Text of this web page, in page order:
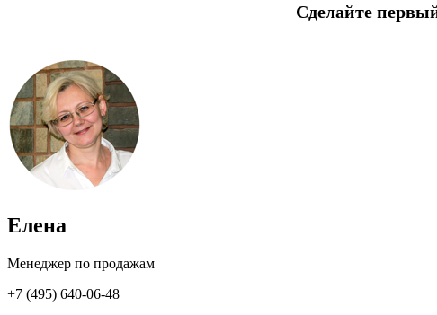
Сделайте
Елена
Менеджер по продажам
+7 (495) 640-06-48